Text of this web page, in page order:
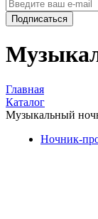
Подписаться
Главная
Каталог
Музыкальный
Ночник-